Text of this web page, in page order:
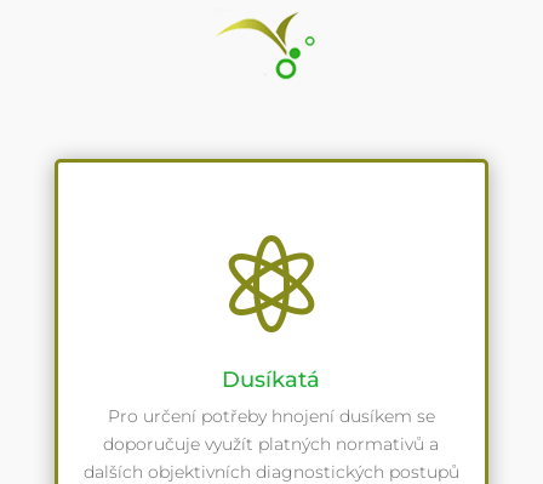

Dusíkatá
Pro určení potřeby hnojení dusíkem se
doporučuje využít platných normativů a
dalších objektivních diagnostických postupů